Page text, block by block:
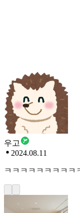
우고
2024.08.11
ㅋㅋㅋㅋㅋㅋㅋㅋㅋ